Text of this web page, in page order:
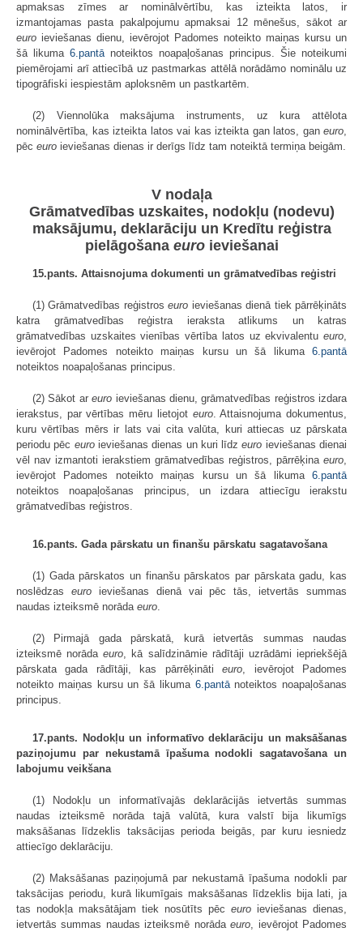
apmaksas zīmes ar nominālvērtību, kas izteikta latos, ir
izmantojamas pasta pakalpojumu apmaksai 12 mēnešus, sākot ar
euro ieviešanas dienu, ievērojot Padomes noteikto maiņas kursu un
šā likuma 6.pantā noteiktos noapaļošanas principus. Šie noteikumi
piemērojami arī attiecībā uz pastmarkas attēlā norādāmo nominālu uz
tipogrāfiski iespiestām aploksnēm un pastkartēm.
(2) Viennolūka maksājuma instruments, uz kura attēlota
nominālvērtība, kas izteikta latos vai kas izteikta gan latos, gan euro
pēc euro ieviešanas dienas ir derīgs līdz tam noteiktā termiņa beigām.
V nodaļa
Grāmatvedības uzskaites, nodokļu (nodevu)
maksājumu, deklarāciju un Kredītu reģistra
pielāgošana euroieviešanai
15.pants. Attaisnojuma dokumenti un grāmatvedības reģistri
(1) Grāmatvedības reģistroseuro ieviešanas dienā tiek pārrēķināts
katra grāmatvedības reģistra ieraksta atlikums un katras
grāmatvedības uzskaites vienības vērtība latos uz ekvivalentu euro,
ievērojot Padomes noteikto maiņas kursu un šā likuma 6.pantā
noteiktos noapaļošanas principus.
(2) Sākot areuro ieviešanas dienu, grāmatvedības reģistros izdara
ierakstus, par vērtības mēru lietojot euro. Attaisnojuma dokumentus,
kuru vērtības mērs ir lats vai cita valūta, kuri attiecas uz pārskata
periodu pēc euroieviešanas dienas un kuri līdzeuro ieviešanas dienai
vēl nav izmantoti ierakstiem grāmatvedības reģistros, pārrēķina euro,
ievērojot Padomes noteikto maiņas kursu un šā likuma 6.pantā
noteiktos noapaļošanas principus, un izdara attiecīgu ierakstu
grāmatvedības reģistros.
16.pants. Gada pārskatu un finanšu pārskatu sagatavošana
(1) Gada pārskatos un finanšu pārskatos par pārskata gadu, kas
noslēdzas euroieviešanas dienā vai pēc tās, ietvertās summas
naudas izteiksmē norāda euro.
(2) Pirmajā gada pārskatā, kurā ietvertās summas naudas
izteiksmē norādaeuro, kā salīdzināmie rādītāji uzrādāmi iepriekšējā
pārskata gada rādītāji, kas pārrēķinātieuro, ievērojot Padomes
noteikto maiņas kursu un šā likuma 6.pantānoteiktos noapaļošanas
principus.
17.pants. Nodokļu un informatīvo deklarāciju un maksāšanas
paziņojumu par nekustamā īpašuma nodokli sagatavošana un
labojumu veikšana
(1) Nodokļu un informatīvajās deklarācijās ietvertās summas
naudas izteiksmē norāda tajā valūtā, kura valstī bija likumīgs
maksāšanas līdzeklis taksācijas perioda beigās, par kuru iesniedz
attiecīgo deklarāciju.
(2) Maksāšanas paziņojumā par nekustamā īpašuma nodokli par
taksācijas periodu, kurā likumīgais maksāšanas līdzeklis bija lati, ja
tas nodokļa maksātājam tiek nosūtīts pēc euro ieviešanas dienas,
ietvertās summas naudas izteiksmē norādaeuro, ievērojot Padomes